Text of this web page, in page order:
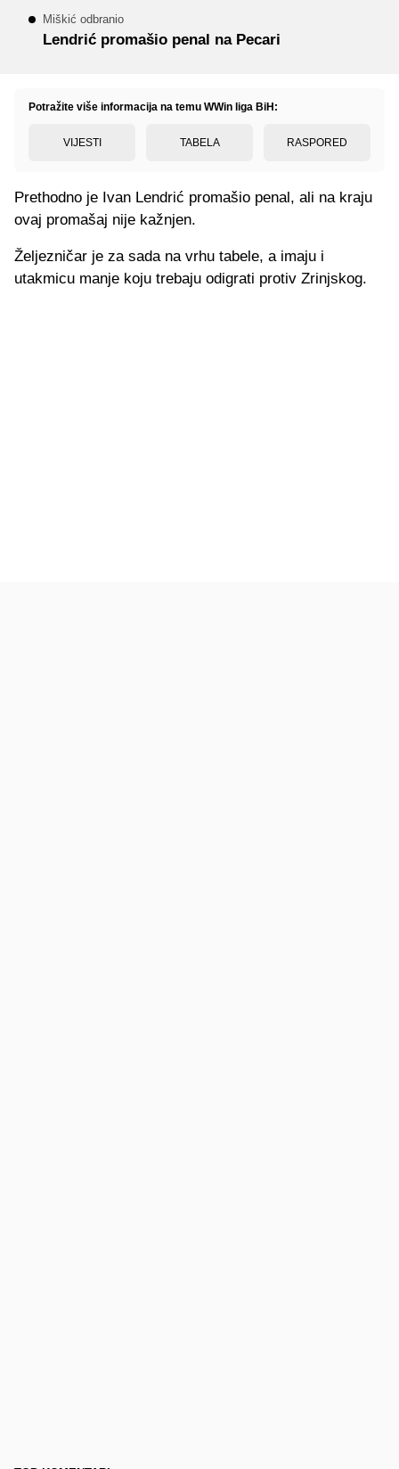
Miškić odbranio
Lendrić promašio penal na Pecari
Potražite više informacija na temu WWin liga BiH:
VIJESTI TABELA RASPORED
Prethodno je Ivan Lendrić promašio penal, ali na kraju
ovaj promašaj nije kažnjen.
Željezničar je za sada na vrhu tabele, a imaju i
utakmicu manje koju trebaju odigrati protiv Zrinjskog.